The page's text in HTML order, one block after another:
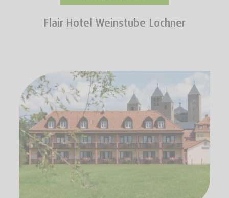
Flair Hotel Weinstube Lochner